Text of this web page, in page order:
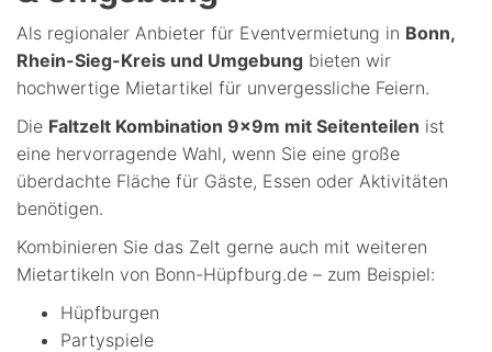
Als regionaler Anbieter für Eventvermietung in Bonn,
Rhein-Sieg-Kreis und Umgebung bieten wir
hochwertige Mietartikel für unvergessliche Feiern.
Die Faltzelt Kombination 9x9m mit Seitenteilen ist
eine hervorragende Wahl, wenn Sie eine große
überdachte Fläche für Gäste, Essen oder Aktivitäten
benötigen.
Kombinieren Sie das Zelt gerne auch mit weiteren
Mietartikeln von Bonn-Hüpfburg.de – zum Beispiel:
Hüpfburgen
Partyspiele